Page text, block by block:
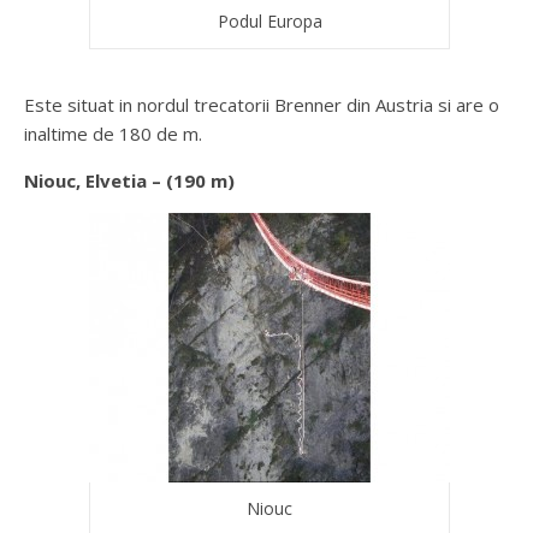
Podul Europa
Este situat in nordul trecatorii Brenner din Austria si are o
inaltime de 180 de m.
Niouc, Elvetia – (190 m)
Niouc